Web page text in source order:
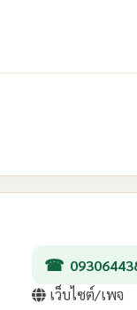
เว็บไซต์/เพจ